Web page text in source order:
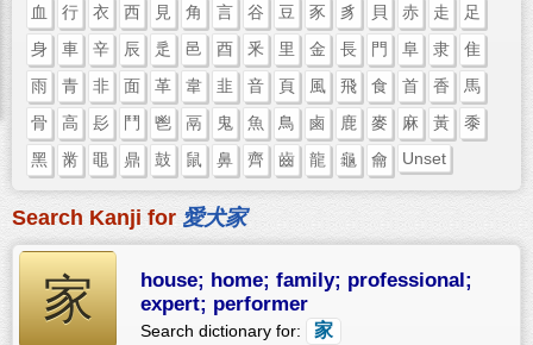
血
行 衣 西 見 角 言 谷 豆 豕 豸 貝 赤 走
足
身
車 辛 辰 辵 邑 酉 釆 里 金 長 門 阜 隶
隹
雨
青 非 面 革 韋 韭 音 頁 風 飛 食 首 香
馬
骨
高 髟 鬥 鬯 鬲 鬼 魚 鳥 鹵 鹿 麥 麻 黃
黍
黑
黹 黽 鼎 鼓 鼠 鼻 齊 齒 龍 龜 龠 Unset
Search Kanji for 愛犬家
家
house; home; family; professional;
expert; performer
Search dictionary for: 家